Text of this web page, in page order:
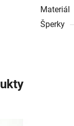
Materiál
Šperky